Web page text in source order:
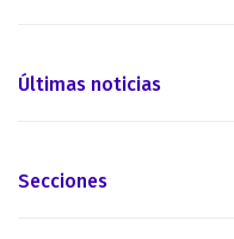
Últimas noticias
Secciones